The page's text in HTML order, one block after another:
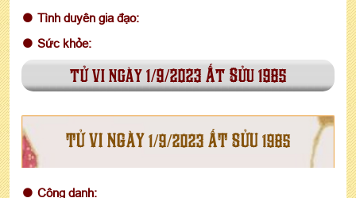
Tình duyên gia đạo:
Sức khỏe:
tử vi ngày 1/9/2023 Ất Sửu 1985
TỬ VI NGÀY 1/9/2023 ẤT SỬU 1985
Công danh: